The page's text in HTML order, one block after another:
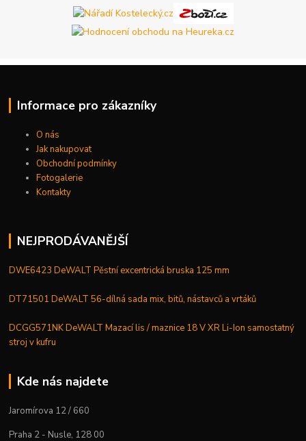
Informace pro zákazníky
O nás
Jak nakupovat
Obchodní podmínky
Fotogalerie
Kontakty
NEJPRODÁVANĚJŠÍ
DWE6423 DeWALT Pěstní excentrická bruska 125 mm
DT71501 DeWALT 56-dílná sada mix, bitů, nástavců a vrtáků
DCGG571NK DeWALT Mazací lis / maznice 18 V XR Li-Ion samostatný
stroj v kufru
Kde nás najdete
Jaromírova 12 / 660
Praha 2 - Nusle, 128 00